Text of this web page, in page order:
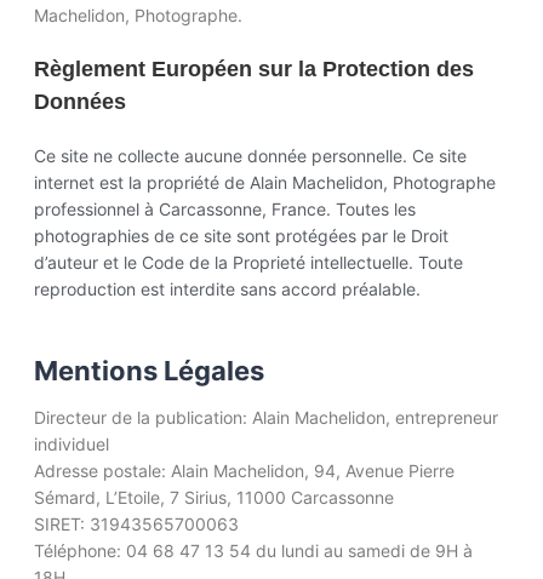
Machelidon, Photographe.
Règlement Européen sur la Protection des
Données
Ce site ne collecte aucune donnée personnelle. Ce site
internet est la propriété de Alain Machelidon, Photographe
professionnel à Carcassonne, France. Toutes les
photographies de ce site sont protégées par le Droit
d’auteur et le Code de la Proprieté intellectuelle. Toute
reproduction est interdite sans accord préalable.
Mentions Légales
Directeur de la publication: Alain Machelidon, entrepreneur
individuel
Adresse postale: Alain Machelidon, 94, Avenue Pierre
Sémard, L’Etoile, 7 Sirius, 11000 Carcassonne
SIRET: 31943565700063
Téléphone: 04 68 47 13 54 du lundi au samedi de 9H à